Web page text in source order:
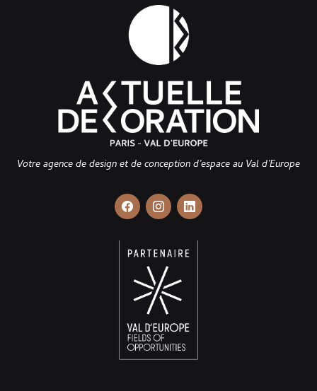
Votre agence de design et de conception d’espace au Val d’Europe